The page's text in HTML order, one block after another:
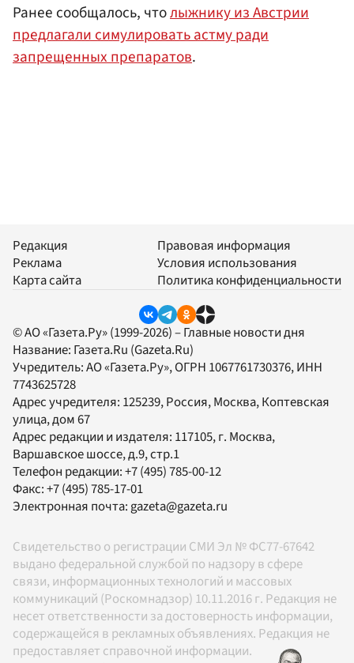
Ранее сообщалось, чтолыжнику из Австрии
предлагали симулировать астму ради
запрещенных препаратов.
Редакция
Реклама
Карта сайта
Правовая информация
Условия использования
Политика конфиденциальности
© АО «Газета.Ру» (1999-2026) – Главные новости дня
Название: Газета.Ru (Gazeta.Ru)
Учредитель:АО «Газета.Ру», ОГРН 1067761730376, ИНН
7743625728
Адрес учредителя: 125239, Россия, Москва, Коптевская
улица, дом 67
Адрес редакции и издателя: 117105, г. Москва,
Варшавское шоссе, д.9, стр.1
Телефон редакции:+7 (495) 785-00-12
Факс:+7 (495) 785-17-01
Электронная почта:gazeta@gazeta.ru
Свидетельство о регистрации СМИ Эл № ФС77-67642
выдано федеральной службой по надзору в сфере
связи, информационных технологий и массовых
коммуникаций (Роскомнадзор) 10.11.2016 г. Редакция не
несет ответственности за достоверность информации,
содержащейся в рекламных объявлениях. Редакция не
предоставляет справочной информации.